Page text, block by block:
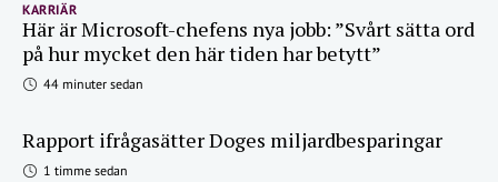
KARRIÄR
Här är Microsoft-chefens nya jobb: ”Svårt sätta ord
på hur mycket den här tiden har betytt”
44 minuter sedan
Rapport ifrågasätter Doges miljardbesparingar
1 timme sedan